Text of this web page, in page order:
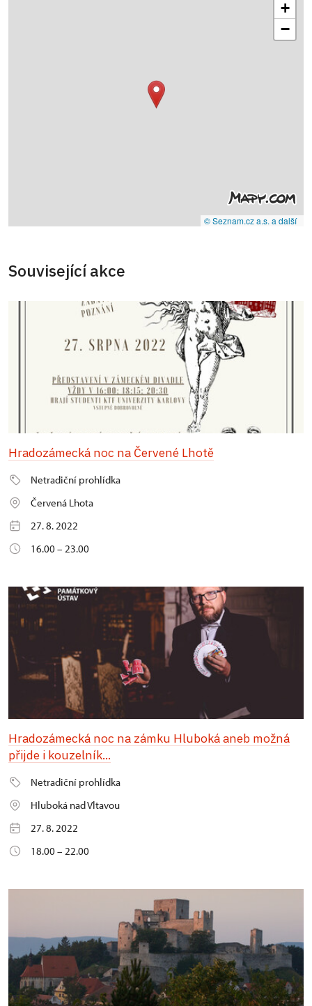
+
−
© Seznam.cz a.s. a další
Související akce
Hradozámecká noc na Červené Lhotě
Netradiční prohlídka
Červená Lhota
27. 8. 2022
16.00 – 23.00
Hradozámecká noc na zámku Hluboká aneb možná
přijde i kouzelník...
Netradiční prohlídka
Hluboká nad Vltavou
27. 8. 2022
18.00 – 22.00